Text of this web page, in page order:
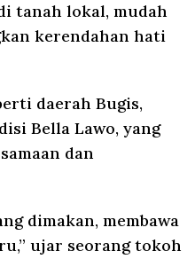
tanah lokal, mudah
kerendahan hati
daerah Bugis,
Bella Lawo, yang
dan
dimakan, membawa
ujar seorang tokoh